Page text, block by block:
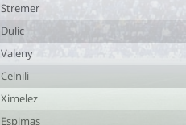
Stremer
Dulic
Valeny
Celnili
Ximelez
Espimas